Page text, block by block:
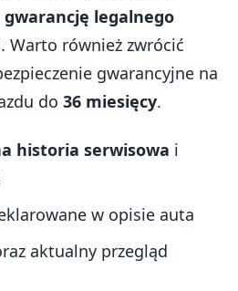
legalnego
. Warto również zwrócić
gwarancyjne na
do 36 miesięcy.
historia serwisowa i
w opisie auta
aktualny przegląd